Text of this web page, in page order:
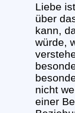
Liebe
über
kann,
würde,
nicht
einer